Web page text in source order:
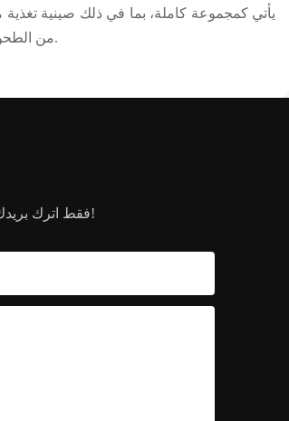
يأتي كمجموعة كاملة، بما في ذلك صينية تغذية
من الطحن إلى الحشو، مما يزيد من قيمة استخدامه للمستخدمين النهائيين.
فقط اترك بريدك الإلكتروني أو رقم هاتفك في نموذج الاتصال حتى نتمكن من إرسال عرض أسعار مجاني لك لمجموعة واسعة من المنتجات لدينا!